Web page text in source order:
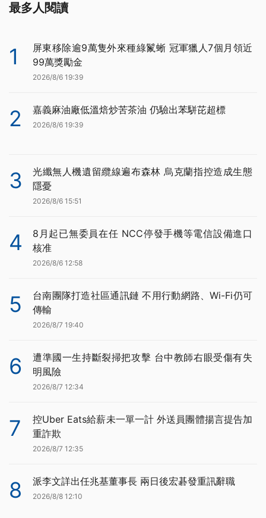
最多人閱讀
1
屏東移除逾9萬隻外來種綠鬣蜥 冠軍獵人7個月領近
99萬獎勵金
2026/8/6 19:39
2 嘉義麻油廠低溫焙炒苦茶油 仍驗出苯駢芘超標
2026/8/6 19:39
3
光纖無人機遺留纜線遍布森林 烏克蘭指控造成生態
隱憂
2026/8/6 15:51
4
8月起已無委員在任 NCC停發手機等電信設備進口
核准
2026/8/6 12:58
5
台南團隊打造社區通訊鏈 不用行動網路、Wi-Fi仍可
傳輸
2026/8/7 19:40
6
遭準國一生持斷裂掃把攻擊 台中教師右眼受傷有失
明風險
2026/8/7 12:34
7
控Uber Eats給薪未一單一計 外送員團體揚言提告加
重詐欺
2026/8/7 12:35
8 派李文詳出任兆基董事長 兩日後宏碁發重訊辭職
2026/8/8 12:10